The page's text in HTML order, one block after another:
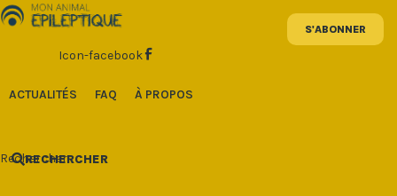
Aller
au
Icon-facebook
ACTUALITÉS FAQ À PROPOS
Rechercher
RECHERCHER